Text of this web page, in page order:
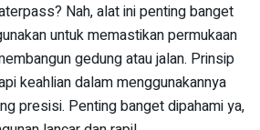
Nah, alat ini penting banget
untuk memastikan permukaan
gedung atau jalan. Prinsip
keahlian dalam menggunakannya
presisi. Penting banget dipahami ya,